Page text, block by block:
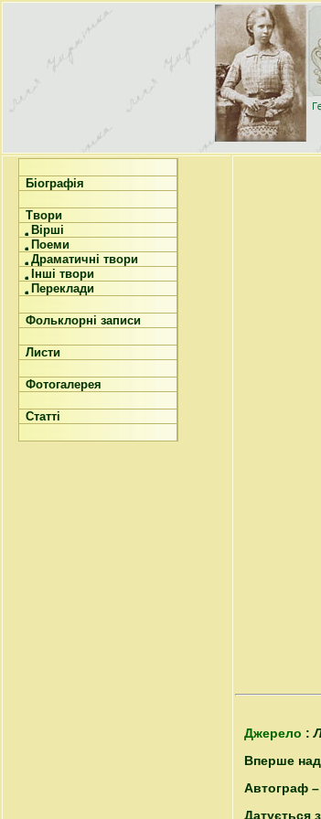
Біографія
Твори
Вірші
Поеми
Драматичні твори
Інші твори
Переклади
Фольклорні записи
Листи
Фотогалерея
Статті
Джерело :
Вперше
Автограф –
Датується